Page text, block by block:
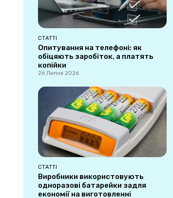
СТАТТІ
Опитування на телефоні: як
обіцяють заробіток, а платять
копійки
26 Липня 2026
СТАТТІ
Виробники використовують
одноразові батарейки задля
економії на виготовленні